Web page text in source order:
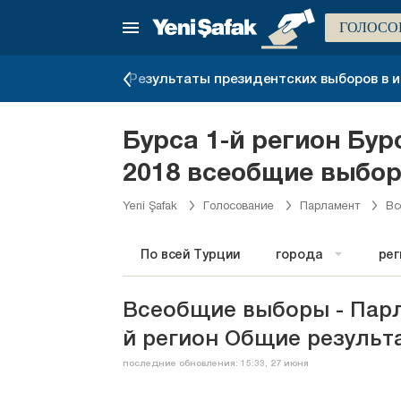
Результаты президентских выборов в
Бурса 1-й регион
2018 всеобщие
Yeni Şafak Голосование Парламент
По всей Турции города
Всеобщие выборы -
й регион Общие
последние обновления: 15:33, 27 июня